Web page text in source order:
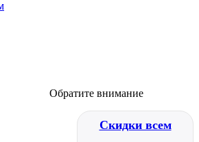
Обратите внимание
Скидки всем